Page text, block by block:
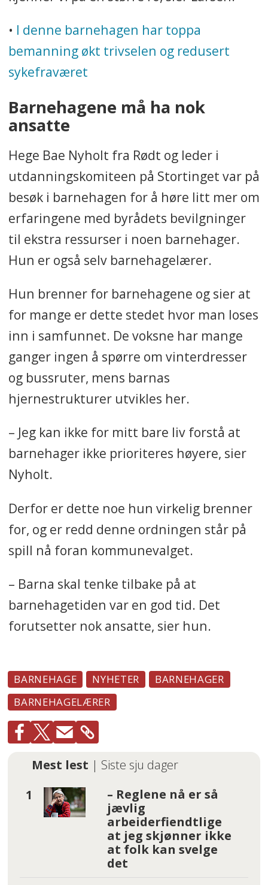
• I denne barnehagen har toppa
bemanning økt trivselen og redusert
sykefraværet
Barnehagene må ha nok
ansatte
Hege Bae Nyholt fra Rødt og leder i
utdanningskomiteen på Stortinget var på
besøk i barnehagen for å høre litt mer om
erfaringene med byrådets bevilgninger
til ekstra ressurser i noen barnehager.
Hun er også selv barnehagelærer.
Hun brenner for barnehagene og sier at
for mange er dette stedet hvor man loses
inn i samfunnet. De voksne har mange
ganger ingen å spørre om vinterdresser
og bussruter, mens barnas
hjernestrukturer utvikles her.
– Jeg kan ikke for mitt bare liv forstå at
barnehager ikke prioriteres høyere, sier
Nyholt.
Derfor er dette noe hun virkelig brenner
for, og er redd denne ordningen står på
spill nå foran kommunevalget.
– Barna skal tenke tilbake på at
barnehagetiden var en god tid. Det
forutsetter nok ansatte, sier hun.
BARNEHAGE NYHETER
BARNEHAGER
BARNEHAGELÆRER
Mest lest | Siste sju dager
– Reglene nå er så
jævlig
arbeiderfiendtlige
at jeg skjønner ikke
at folk kan svelge
det